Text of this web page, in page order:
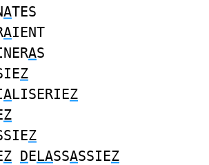
ATES
AIENT
AS
Z
ALISERIEZ
Z
Z
Z DELASSASSIEZ